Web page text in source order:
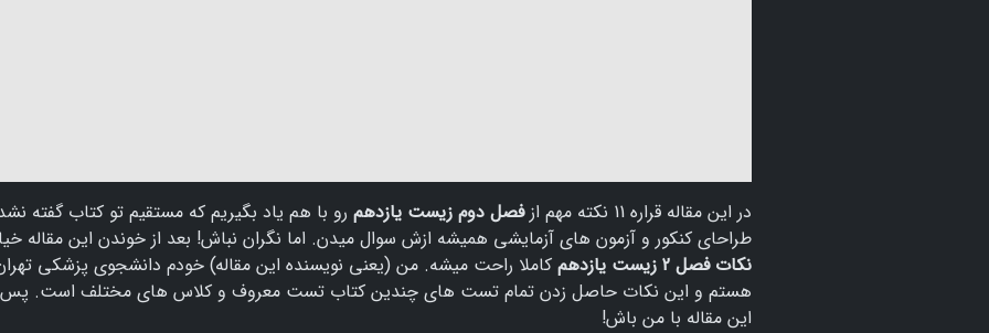
در این مقاله قراره 11 نکته مهم از فصل دوم زیست یازدهم رو با هم یاد بگیریم که مستقیم تو کتاب گفته
طراحای کنکور و آزمون های آزمایشی همیشه ازش سوال میدن. اما نگران نباش! بعد از خوندن این مقاله
نکات فصل 2 زیست یازدهم
کاملا راحت میشه. من (یعنی نویسنده این مقاله) خودم دانشجوی پزشکی
هستم و این نکات حاصل زدن تمام تست های چندین کتاب تست معروف و کلاس های مختلف است. پس
این مقاله با من باش!